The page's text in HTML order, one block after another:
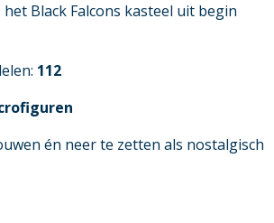
Black Falcons kasteel uit begin
112
én neer te zetten als nostalgisch